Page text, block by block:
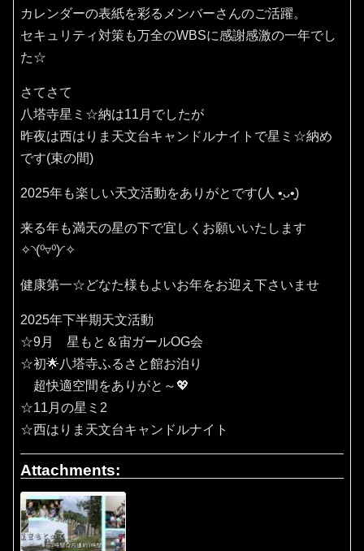
カレンダーの表紙を彩るメンバーさんのご活躍。
セキュリティ対策も万全のWBSに感謝感激の一年でし
た☆
さてさて
八塔寺星ミ☆納は11月でしたが
昨夜は西はりま天文台キャンドルナイトで星ミ☆納め
です(束の間)
2025年も楽しい天文活動をありがとです(⁠人⁠ ⁠•͈⁠ᴗ⁠•͈⁠)
来る年も満天の星の下で宜しくお願いいたします
✧⁠◝⁠(⁠⁰⁠▿⁠⁰⁠)⁠◜⁠✧
健康第一☆どなた様もよいお年をお迎え下さいませ
2025年下半期天文活動
☆9月 星もと＆宙ガールOG会
☆初🌟八塔寺ふるさと館お泊り
超快適空間をありがと～💖
☆11月の星ミ2
☆西はりま天文台キャンドルナイト
Attachments: